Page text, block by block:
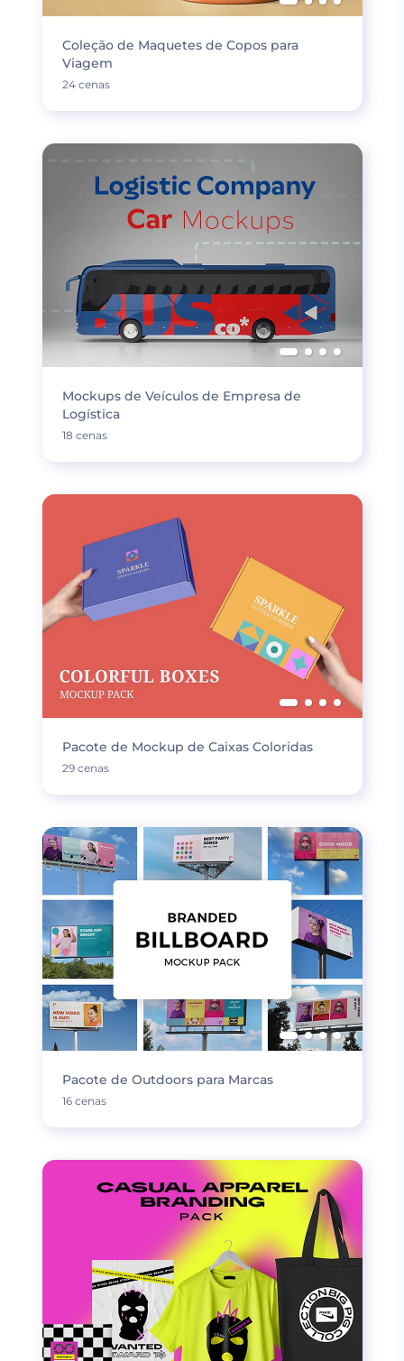
Coleção de Maquetes de Copos para
Viagem
24 cenas
Mockups de Veículos de Empresa de
Logística
18 cenas
Pacote de Mockup de Caixas Coloridas
29 cenas
Pacote de Outdoors para Marcas
16 cenas